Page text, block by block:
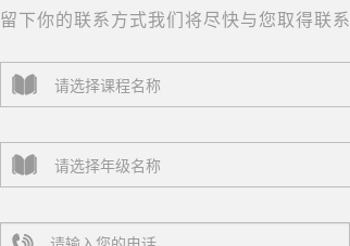
留下你的联系方式我们将尽快与您取得联系